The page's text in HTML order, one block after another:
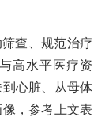
查、规范治疗
高水平医疗资
心脏、从母体
，参考上文表